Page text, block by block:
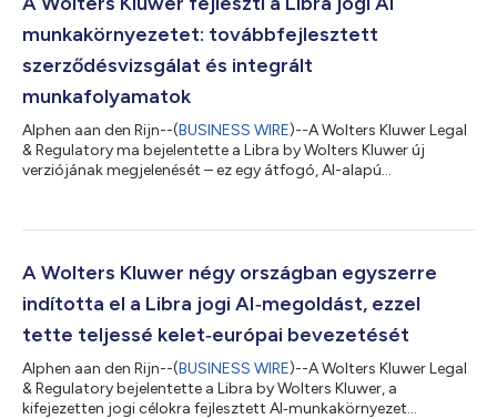
munkakörnyezetet: továbbfejlesztett
szerződésvizsgálat és integrált
munkafolyamatok
Alphen aan den Rijn--(BUSINESS WIRE)--A Wolters Kluwer Legal
& Regulatory ma bejelentette a Libra by Wolters Kluwer új
verziójának megjelenését – ez egy átfogó, AI-alapú
szakértői tartalommal. A frissítés jelentős fejlesztéseket hoz a
felhasználói élmény terén, és tovább erősíti a Libra pozícióját
mint komplex platform, amelyen belül a j...
A Wolters Kluwer négy országban egyszerre
indította el a Libra jogi AI‑megoldást, ezzel
tette teljessé kelet‑európai bevezetését
Alphen aan den Rijn--(BUSINESS WIRE)--A Wolters Kluwer Legal
& Regulatory bejelentette a Libra by Wolters Kluwer, a
kifejezetten jogi célokra fejlesztett AI‑munkakörnyezet